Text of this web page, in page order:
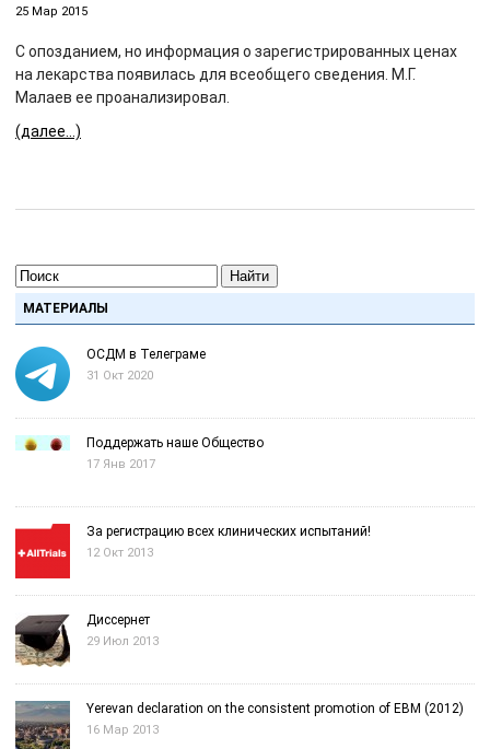
25 Мар 2015
С опозданием, но информация о зарегистрированных ценах
на лекарства появилась для всеобщего сведения. М.Г.
Малаев ее проанализировал.
(далее…)
Найти
МАТЕРИАЛЫ
ОСДМ в Телеграме
31 Окт 2020
Поддержать наше Общество
17 Янв 2017
За регистрацию всех клинических испытаний!
12 Окт 2013
Диссернет
29 Июл 2013
Yerevan declaration on the consistent promotion of EBM (2012)
16 Мар 2013